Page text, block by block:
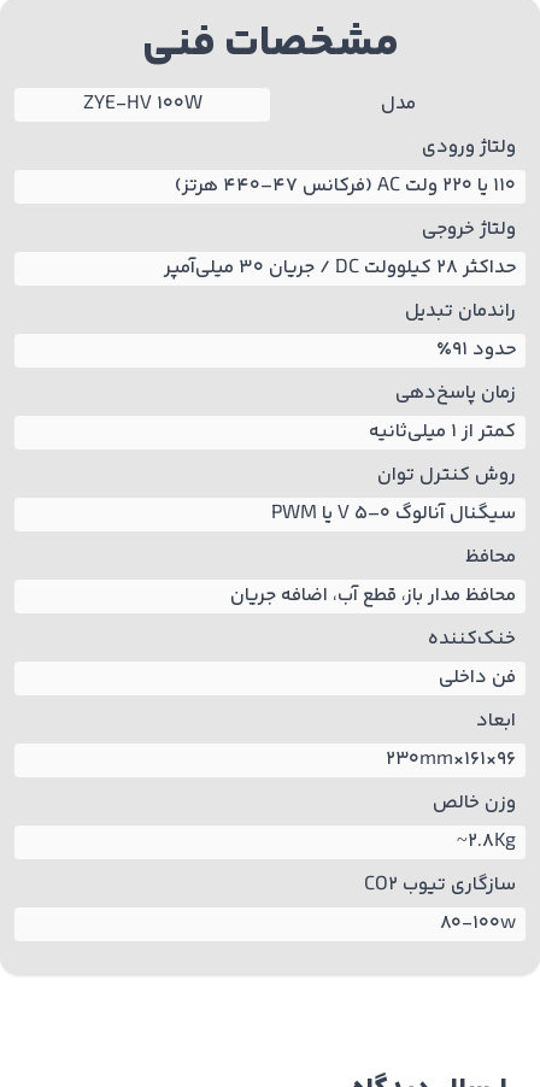
مشخصات فنی
مدل
ZYE-HV 100W
ولتاژ ورودی
110 یا 220 ولت AC (فرکانس 47–440 هرتز)
ولتاژ خروجی
حداکثر 28 کیلوولت DC / جریان 30 میلی‌آمپر
راندمان تبدیل
حدود 91٪
زمان پاسخ‌دهی
کمتر از 1 میلی‌ثانیه
روش کنترل توان
سیگنال آنالوگ 0–5 V یا PWM
محافظ
محافظ مدار باز، قطع آب، اضافه جریان
خنک‌کننده
فن داخلی
ابعاد
96×161×230mm
وزن خالص
2.8Kg~
سازگاری تیوب CO2
80-100w